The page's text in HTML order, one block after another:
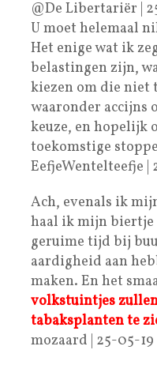
@De Libertariër |
U moet helemaal
Het enige wat ik
belastingen zijn,
kiezen om die niet
waaronder accijns
keuze, en hopelijk
toekomstige
EefjeWentelteefje |
Ach, evenals ik
haal ik mijn biertje
geruime tijd bij
aardigheid aan
maken. En het
volkstuintjes
tabaksplanten te
mozaard | 25-05-19